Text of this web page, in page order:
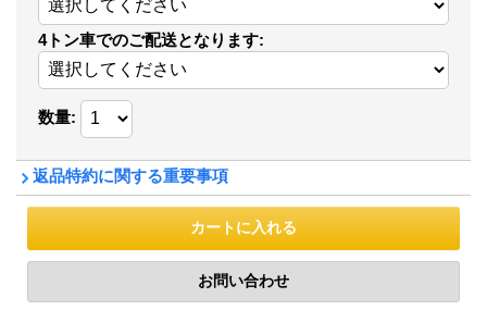
4トン車でのご配送となります:
数量:
返品特約に関する重要事項